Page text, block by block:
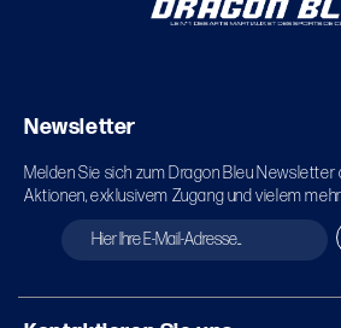
Newsletter
Melden Sie sich zum Dragon Bleu Newsletter
Aktionen, exklusivem Zugang und vielem